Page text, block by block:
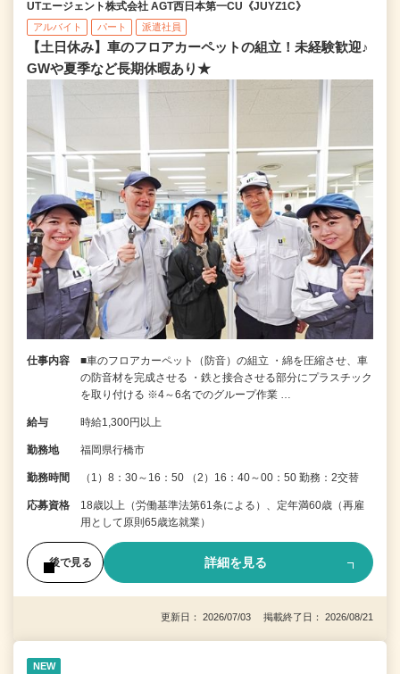
UTエージェント株式会社 AGT西日本第一CU《JUYZ1C》
アルバイト パート 派遣社員
【土日休み】車のフロアカーペットの組立！未経験歓迎♪
GWや夏季など長期休暇あり★
仕事内容
■車のフロアカーペット（防音）の組立 ・綿を圧縮させ、車
の防音材を完成させる ・鉄と接合させる部分にプラスチック
を取り付ける ※4～6名でのグループ作業 …
給与 時給1,300円以上
勤務地 福岡県行橋市
勤務時間 （1）8：30～16：50 （2）16：40～00：50 勤務：2交替
応募資格
18歳以上（労働基準法第61条による）、定年満60歳（再雇
用として原則65歳迄就業）
後で見る 詳細を見る
更新日： 2026/07/03 掲載終了日： 2026/08/21
NEW